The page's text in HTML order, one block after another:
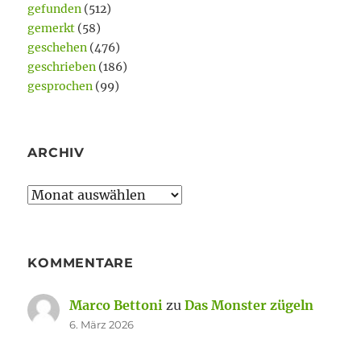
gefunden (512)
gemerkt (58)
geschehen (476)
geschrieben (186)
gesprochen (99)
ARCHIV
Archiv
KOMMENTARE
Marco Bettoni zuDas Monster zügeln
6. März 2026